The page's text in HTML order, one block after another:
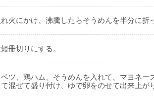
火にかけ、沸騰したらそうめんを半分に折
冊切りにする。
ツ、鶏ハム、そうめんを入れて、マヨネー
混ぜて盛り付け、ゆで卵をのせて出来上が